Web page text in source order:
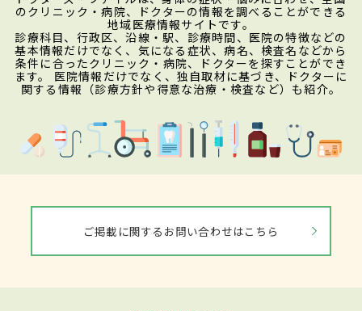
のクリニック・病院、ドクターの情報を調べることができる
地域医療情報サイトです。
診療科目、行政区、沿線・駅、診療時間、医院の特徴などの
基本情報だけでなく、気になる症状、病名、検査名などから
条件に合ったクリニック・病院、ドクターを探すことができ
ます。 医院情報だけでなく、独自取材に基づき、ドクターに
関する情報（診療方針や得意な治療・検査など）も紹介。
ご掲載に関するお問い合わせはこちら